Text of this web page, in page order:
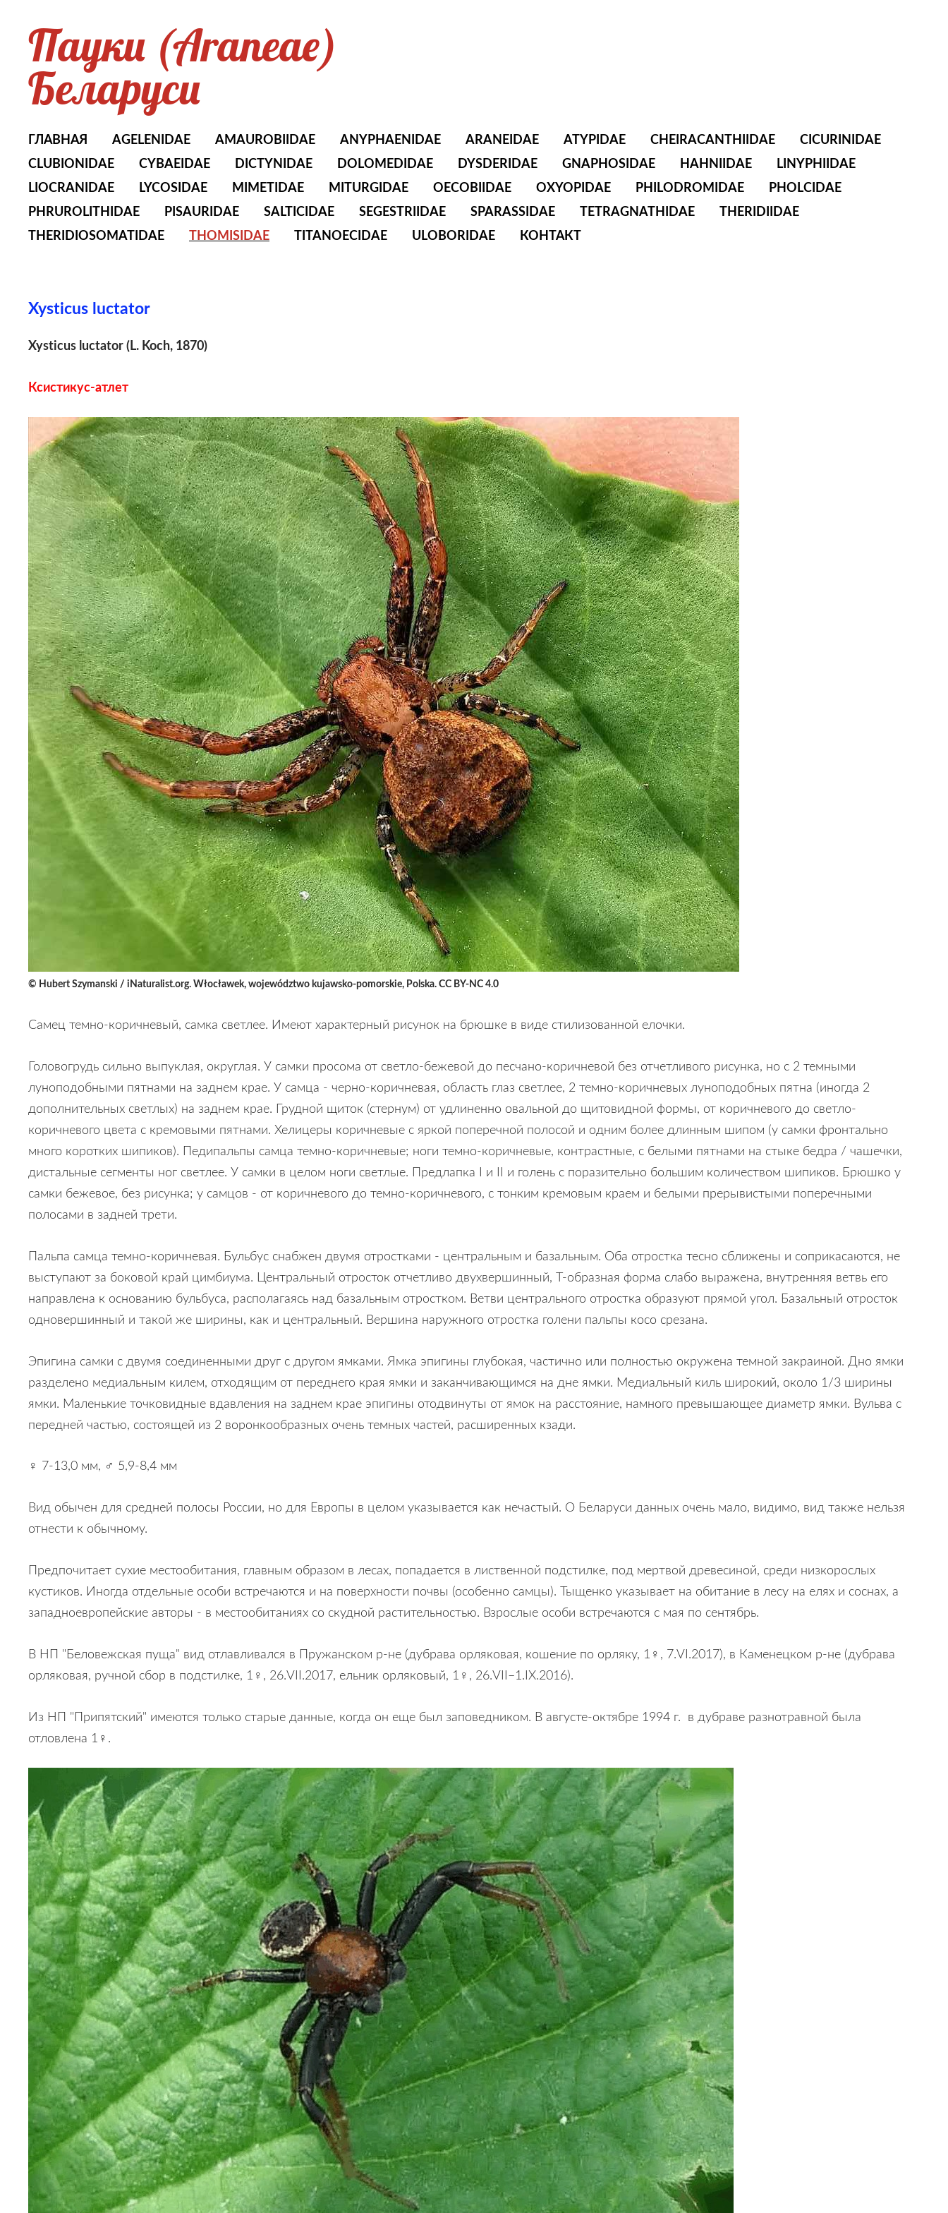
Пауки (Araneae)
Беларуси
ГЛАВНАЯ AGELENIDAE AMAUROBIIDAE ANYPHAENIDAE ARANEIDAE ATYPIDAE CHEIRACANTHIIDAE
CICURINIDAE
CLUBIONIDAE
CYBAEIDAE DICTYNIDAE DOLOMEDIDAE DYSDERIDAE GNAPHOSIDAE HAHNIIDAE
LINYPHIIDAE
LIOCRANIDAE
LYCOSIDAE MIMETIDAE MITURGIDAE OECOBIIDAE OXYOPIDAE PHILODROMIDAE
PHOLCIDAE
PHRUROLITHIDAE
PISAURIDAE SALTICIDAE SEGESTRIIDAE SPARASSIDAE TETRAGNATHIDAE
THERIDIIDAE
THERIDIOSOMATIDAE
THOMISIDAE TITANOECIDAE ULOBORIDAE КОНТАКТ
Xysticus luctator
Xysticus luctator (L. Koch, 1870)
Ксистикус-атлет
© Hubert Szymanski / iNaturalist.org. Włocławek, województwo kujawsko-pomorskie, Polska. CC BY-NC 4.0
Самец темно-коричневый, самка светлее. Имеют характерный рисунок на брюшке в виде стилизованной елочки.
Головогрудь сильно выпуклая, округлая. У самки просома от светло-бежевой до песчано-коричневой без отчетливого рисунка, но с 2 темными
луноподобными пятнами на заднем крае. У самца - черно-коричневая, область глаз светлее, 2 темно-коричневых луноподобных пятна (иногда 2
дополнительных светлых) на заднем крае. Грудной щиток (стернум) от удлиненно овальной до щитовидной формы, от коричневого до светло-
коричневого цвета с кремовыми пятнами. Хелицеры коричневые с яркой поперечной полосой и одним более длинным шипом (у самки фронтально
много коротких шипиков). Педипальпы самца темно-коричневые; ноги темно-коричневые, контрастные, с белыми пятнами на стыке бедра / чашечки,
дистальные сегменты ног светлее. У самки в целом ноги светлые. Предлапка I и II и голень с поразительно большим количеством шипиков. Брюшко у
самки бежевое, без рисунка; у самцов - от коричневого до темно-коричневого, с тонким кремовым краем и белыми прерывистыми поперечными
полосами в задней трети.
Пальпа самца темно-коричневая. Бульбус снабжен двумя отростками - центральным и базальным. Оба отростка тесно сближены и соприкасаются, не
выступают за боковой край цимбиума. Центральный отросток отчетливо двухвершинный, Т-образная форма слабо выражена, внутренняя ветвь его
направлена к основанию бульбуса, располагаясь над базальным отростком. Ветви центрального отростка образуют прямой угол. Базальный отросток
одновершинный и такой же ширины, как и центральный. Вершина наружного отростка голени пальпы косо срезана.
Эпигина самки с двумя соединенными друг с другом ямками. Ямка эпигины глубокая, частично или полностью окружена темной закраиной. Дно ямки
разделено медиальным килем, отходящим от переднего края ямки и заканчивающимcя на дне ямки. Медиальный киль широкий, около 1/3 ширины
ямки. Маленькие точковидные вдавления на заднем крае эпигины отодвинуты от ямок на расстояние, намного превышающее диаметр ямки. Вульва с
передней частью, состоящей из 2 воронкообразных очень темных частей, расширенных кзади.
♀ 7-13,0 мм, ♂ 5,9-8,4 мм
Вид обычен для средней полосы России, но для Европы в целом указывается как нечастый. О Беларуси данных очень мало, видимо, вид также нельзя
отнести к обычному.
Предпочитает сухие местообитания, главным образом в лесах, попадается в лиственной подстилке, под мертвой древесиной, среди низкорослых
кустиков. Иногда отдельные особи встречаются и на поверхности почвы (особенно самцы). Тыщенко указывает на обитание в лесу на елях и соснах, а
западноевропейские авторы - в местообитаниях со скудной растительностью. Взрослые особи встречаются с мая по сентябрь.
В НП "Беловежская пуща" вид отлавливался в Пружанском р-не (дубрава орляковая, кошение по орляку, 1♀, 7.VI.2017), в Каменецком р-не (дубрава
орляковая, ручной сбор в подстилке, 1♀, 26.VII.2017, ельник орляковый, 1♀, 26.VII–1.IX.2016).
Из НП "Припятский" имеются только старые данные, когда он еще был заповедником. В августе-октябре 1994 г. в дубраве разнотравной была
отловлена 1♀.